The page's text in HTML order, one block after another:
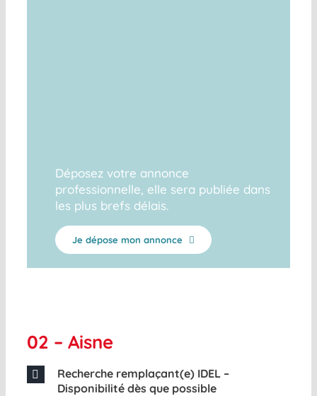
Déposez votre annonce
professionnelle, elle sera publiée dans
les plus brefs délais.
Je dépose mon annonce
02 – Aisne
Recherche remplaçant(e) IDEL –
Disponibilité dès que possible